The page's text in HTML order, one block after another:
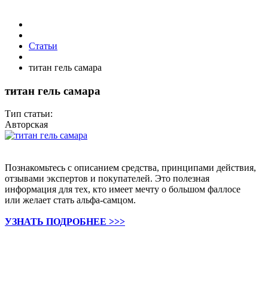
Статьи
титан гель самара
титан гель самара
Тип статьи:
Авторская
Познакомьтесь с описанием средства, принципами действия,
отзывами экспертов и покупателей. Это полезная
информация для тех, кто имеет мечту о большом фаллосе
или желает стать альфа-самцом.
УЗНАТЬ ПОДРОБНЕЕ >>>